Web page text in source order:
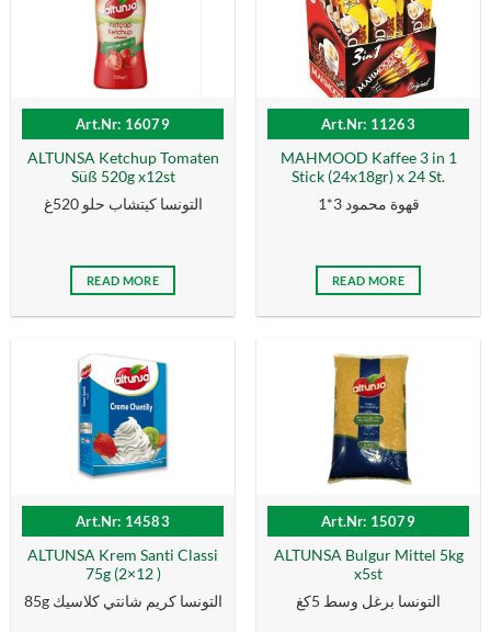
Art.Nr: 16079
ALTUNSA Ketchup Tomaten
Süß 520g x12st
التونسا كيتشاب حلو 520غ
READ MORE
Art.Nr: 11263
MAHMOOD Kaffee 3 in 1
Stick (24x18gr) x 24 St.
قهوة محمود 3*1
READ MORE
Art.Nr: 14583
ALTUNSA Krem Santi Classi
75g (2×12 )
85g التونسا كریم شانتي كلاسیك
Art.Nr: 15079
ALTUNSA Bulgur Mittel 5kg
x5st
التونسا برغل وسط 5كغ